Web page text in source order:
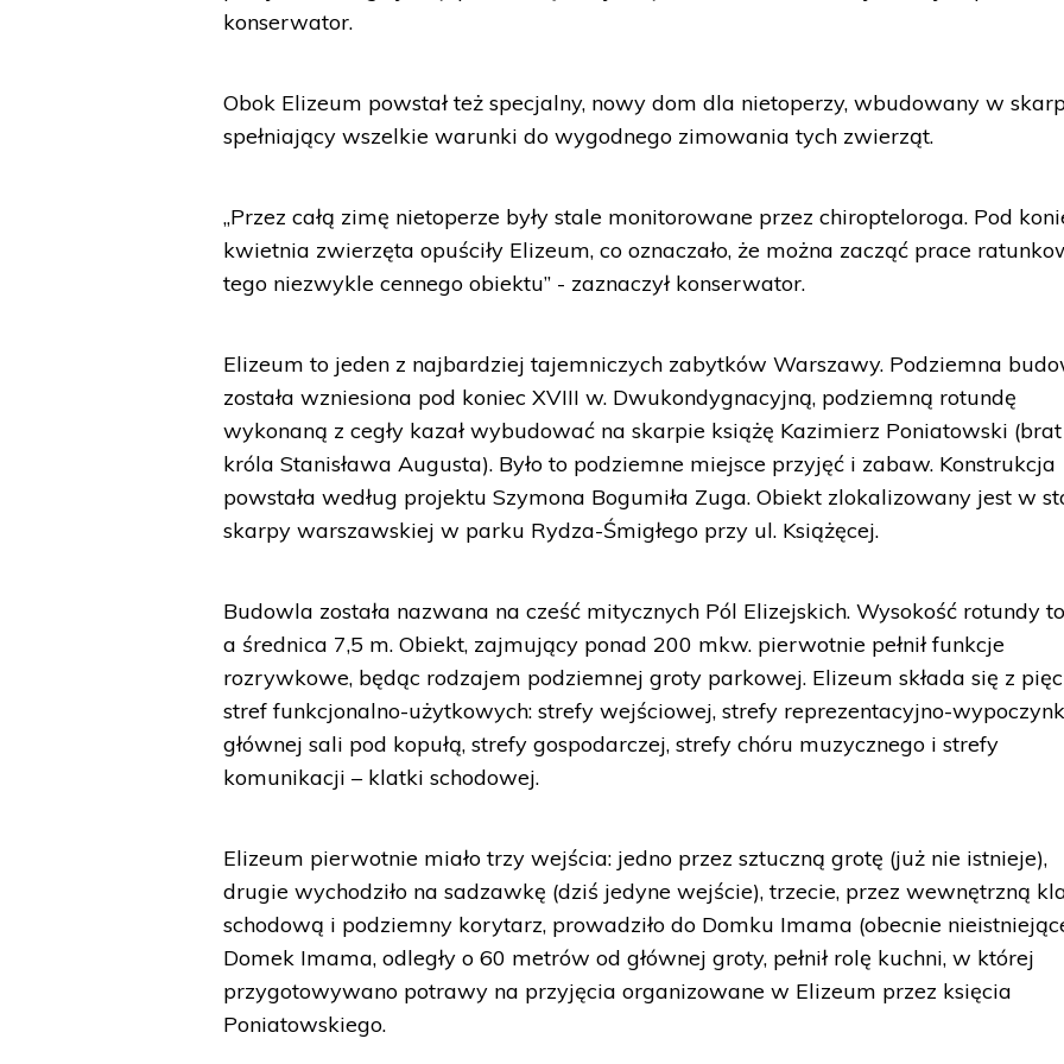
konserwator.
Obok Elizeum powstał też specjalny, nowy dom dla nietoperzy, wbudowany w
spełniający wszelkie warunki do wygodnego zimowania tych zwierząt.
„Przez całą zimę nietoperze były stale monitorowane przez chiropteloroga. Pod
kwietnia zwierzęta opuściły Elizeum, co oznaczało, że można zacząć prace
tego niezwykle cennego obiektu” - zaznaczył konserwator.
Elizeum to jeden z najbardziej tajemniczych zabytków Warszawy. Podziemna
została wzniesiona pod koniec XVIII w. Dwukondygnacyjną, podziemną rotundę
wykonaną z cegły kazał wybudować na skarpie książę Kazimierz Poniatowski (brat
króla Stanisława Augusta). Było to podziemne miejsce przyjęć i zabaw. Konstrukcja
powstała według projektu Szymona Bogumiła Zuga. Obiekt zlokalizowany jest w
skarpy warszawskiej w parku Rydza-Śmigłego przy ul. Książęcej.
Budowla została nazwana na cześć mitycznych Pól Elizejskich. Wysokość rotundy
a średnica 7,5 m. Obiekt, zajmujący ponad 200 mkw. pierwotnie pełnił funkcje
rozrywkowe, będąc rodzajem podziemnej groty parkowej. Elizeum składa się z
stref funkcjonalno-użytkowych: strefy wejściowej, strefy reprezentacyjno-
głównej sali pod kopułą, strefy gospodarczej, strefy chóru muzycznego i strefy
komunikacji – klatki schodowej.
Elizeum pierwotnie miało trzy wejścia: jedno przez sztuczną grotę (już nie istnieje),
drugie wychodziło na sadzawkę (dziś jedyne wejście), trzecie, przez wewnętrzną
schodową i podziemny korytarz, prowadziło do Domku Imama (obecnie
Domek Imama, odległy o 60 metrów od głównej groty, pełnił rolę kuchni, w której
przygotowywano potrawy na przyjęcia organizowane w Elizeum przez księcia
Poniatowskiego.